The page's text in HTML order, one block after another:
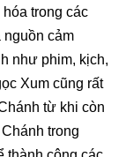
trong các
nguồn cảm
như phim, kịch,
Xum cũng rất
từ khi còn
trong